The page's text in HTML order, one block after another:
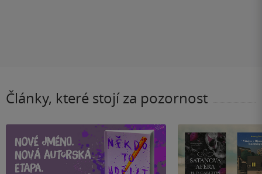
Články, které stojí za pozornost